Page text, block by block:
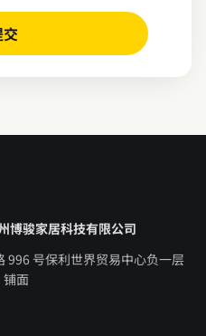
博骏家居科技有限公司
996 号保利世界贸易中心负一层
铺面